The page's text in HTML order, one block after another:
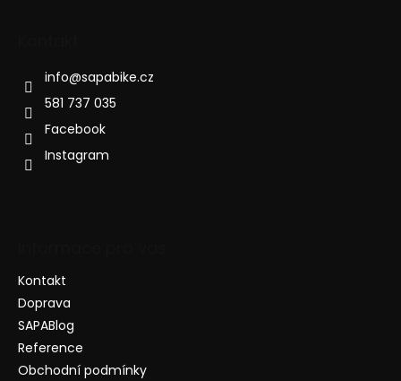
info@sapabike.cz
581 737 035
Facebook
Instagram
Kontakt
Doprava
SAPABlog
Reference
Obchodní podmínky